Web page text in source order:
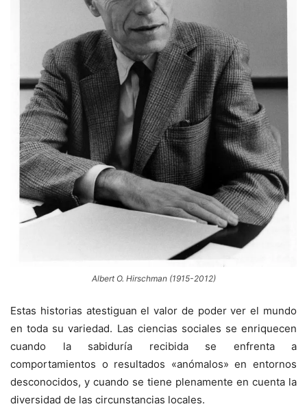
Albert O. Hirschman (1915-2012)
Estas historias atestiguan el valor de poder ver el mundo
en toda su variedad. Las ciencias sociales se enriquecen
cuando la sabiduría recibida se enfrenta a
comportamientos o resultados «anómalos» en entornos
desconocidos, y cuando se tiene plenamente en cuenta la
diversidad de las circunstancias locales.